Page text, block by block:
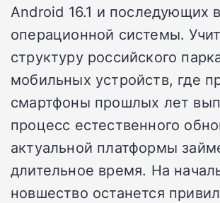
Android 16.1 и последующих
операционной системы.
структуру российского
мобильных устройств, где
смартфоны прошлых лет
процесс естественного
актуальной платформы
длительное время. На
новшество останется